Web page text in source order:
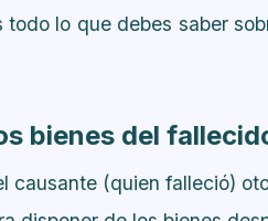
lo que debes saber
bienes del
causante (quien falleció)